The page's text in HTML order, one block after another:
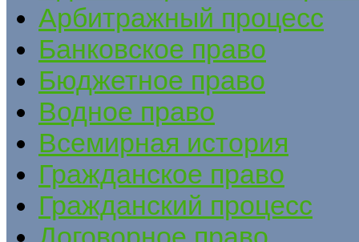
Арбитражный процесс
Банковское право
Бюджетное право
Водное право
Всемирная история
Гражданское право
Гражданский процесс